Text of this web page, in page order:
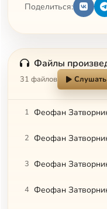
Поделиться:
Файлы
31 файлов Слушать
1 Феофан
2 Феофан
3 Феофан
4 Феофан